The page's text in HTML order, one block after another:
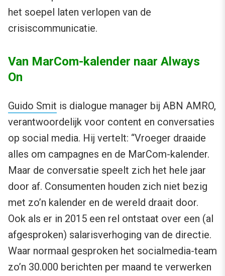
het soepel laten verlopen van de
crisiscommunicatie.
Van MarCom-kalender naar Always
On
Guido Smit is dialogue manager bij ABN AMRO,
verantwoordelijk voor content en conversaties
op social media. Hij vertelt: “Vroeger draaide
alles om campagnes en de MarCom-kalender.
Maar de conversatie speelt zich het hele jaar
door af. Consumenten houden zich niet bezig
met zo’n kalender en de wereld draait door.
Ook als er in 2015 een rel ontstaat over een (al
afgesproken) salarisverhoging van de directie.
Waar normaal gesproken het socialmedia-team
zo’n 30.000 berichten per maand te verwerken